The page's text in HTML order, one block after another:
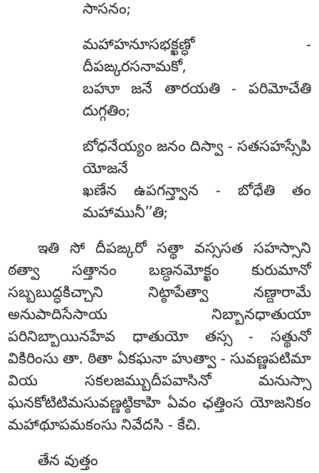
సాసనం;
మహాహనూసభక్ఖణ్ధో -
దీపఙ్కరసనామకో,
బహూ జనే తారయతి - పరిమోచేతి
దుగ్గతిం;
బోధనేయ్యం జనం దిస్వా - సతసహస్సేపి
యోజనే
ఖణేన ఉపగన్త్వాన - బోధేతి తం
మహామునీ’’తి;
ఇతి సో దీపఙ్కరో సత్థా వస్ససత సహస్సాని
ఠత్వా సత్తానం బణ్ధనమోక్ఖం కురుమానో
సబ్బబుద్ధకిచ్చాని నిట్ఠాపేత్వా నణ్దారామే
అనుపాదిసేసాయ నిబ్బానధాతుయా
పరినిబ్బాయినహేవ ధాతుయో తస్స - సత్థునో
వికిరింసు తా. ఠితా ఏకఘనా హుత్వా - సువణ్ణపటిమా
వియ సకలజమ్బుదీపవాసినో మనుస్సా
ఘనకోటిటిమసువణ్ణట్ఠికాహి ఏవం ఛత్తింస యోజనికం
మహాథూపమకంసు నివేదసి - కేచి.
తేనవుత్తం